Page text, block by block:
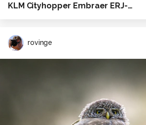
KLM Cityhopper Embraer ERJ-175STD
rovinge